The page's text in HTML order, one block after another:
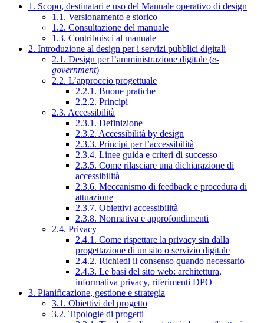
1. Scopo, destinatari e uso del Manuale operativo di design
1.1. Versionamento e storico
1.2. Consultazione del manuale
1.3. Contribuisci al manuale
2. Introduzione al design per i servizi pubblici digitali
2.1. Design per l’amministrazione digitale (e-
government)
2.2. L’approccio progettuale
2.2.1. Buone pratiche
2.2.2. Principi
2.3. Accessibilità
2.3.1. Definizione
2.3.2. Accessibilità by design
2.3.3. Principi per l’accessibilità
2.3.4. Linee guida e criteri di successo
2.3.5. Come rilasciare una dichiarazione di
accessibilità
2.3.6. Meccanismo di feedback e procedura di
attuazione
2.3.7. Obiettivi accessibilità
2.3.8. Normativa e approfondimenti
2.4. Privacy
2.4.1. Come rispettare la privacy sin dalla
progettazione di un sito o servizio digitale
2.4.2. Richiedi il consenso quando necessario
2.4.3. Le basi del sito web: architettura,
informativa privacy, riferimenti DPO
3. Pianificazione, gestione e strategia
3.1. Obiettivi del progetto
3.2. Tipologie di progetti